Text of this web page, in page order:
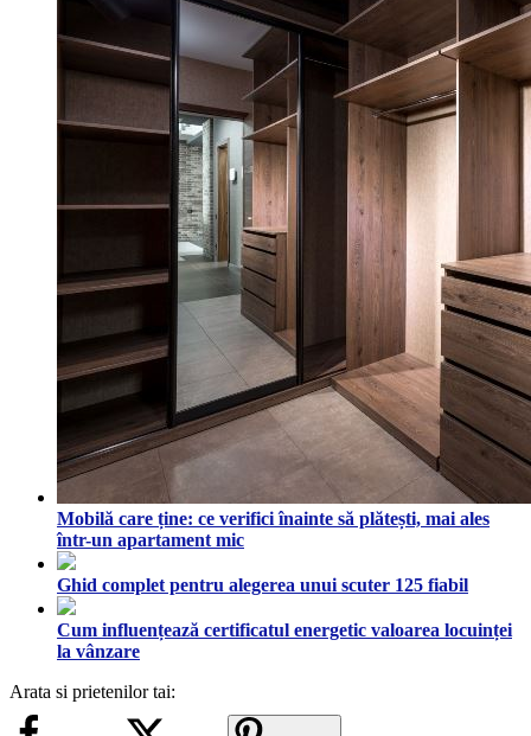
Mobilă care ține: ce verifici înainte să plătești, mai ales
într-un apartament mic
Ghid complet pentru alegerea unui scuter 125 fiabil
Cum influențează certificatul energetic valoarea locuinței
la vânzare
Arata si prietenilor tai: